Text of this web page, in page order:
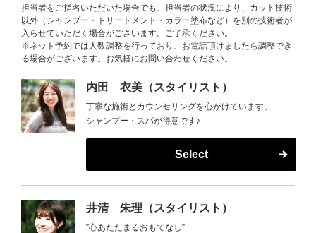
担当者をご指名いただいた場合でも、担当者の状況により、カット技術
以外（シャンプー・トリートメント・カラー塗布など）を別の技術者が
入らせていただく場合がございます。ご了承ください。
※ネット予約では人数調整を行っており、お電話頂けましたら調整でき
る場合がございます。お気軽にお問い合わせください。
内田 衣美（スタイリスト）
丁寧な施術とカウンセリングを心がけています。
シャンプー・スパが得意です♪
Select
井清 朱理（スタイリスト）
”心あたたまるおもてなし”